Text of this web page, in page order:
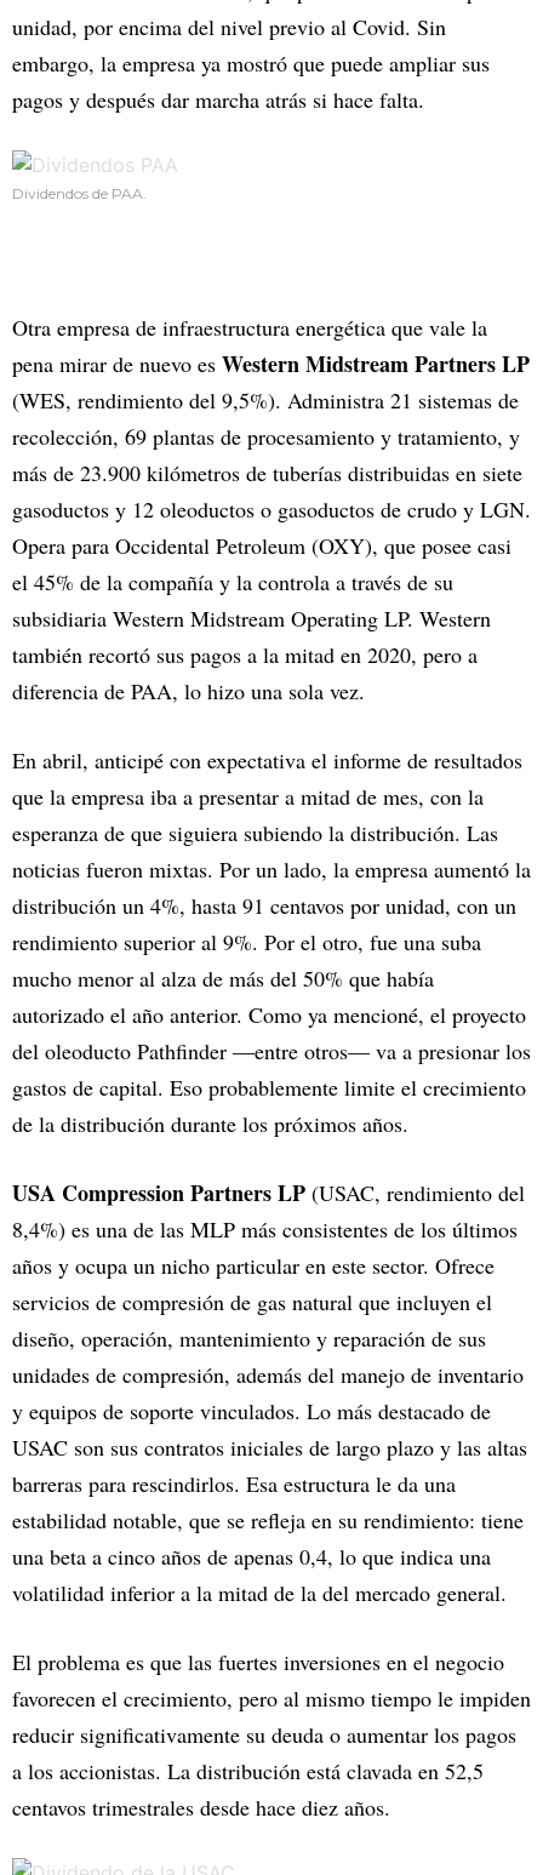
unidad, por encima del nivel previo al Covid. Sin
embargo, la empresa ya mostró que puede ampliar sus
pagos y después dar marcha atrás si hace falta.
Dividendos de PAA.
Otra empresa de infraestructura energética que vale la
pena mirar de nuevo es Western Midstream Partners LP
(WES, rendimiento del 9,5%). Administra 21 sistemas de
recolección, 69 plantas de procesamiento y tratamiento, y
más de 23.900 kilómetros de tuberías distribuidas en siete
gasoductos y 12 oleoductos o gasoductos de crudo y LGN.
Opera para Occidental Petroleum (OXY), que posee casi
el 45% de la compañía y la controla a través de su
subsidiaria Western Midstream Operating LP. Western
también recortó sus pagos a la mitad en 2020, pero a
diferencia de PAA, lo hizo una sola vez.
En abril, anticipé con expectativa el informe de resultados
que la empresa iba a presentar a mitad de mes, con la
esperanza de que siguiera subiendo la distribución. Las
noticias fueron mixtas. Por un lado, la empresa aumentó la
distribución un 4%, hasta 91 centavos por unidad, con un
rendimiento superior al 9%. Por el otro, fue una suba
mucho menor al alza de más del 50% que había
autorizado el año anterior. Como ya mencioné, el proyecto
del oleoducto Pathfinder —entre otros— va a presionar los
gastos de capital. Eso probablemente limite el crecimiento
de la distribución durante los próximos años.
USA Compression Partners LP (USAC, rendimiento del
8,4%) es una de las MLP más consistentes de los últimos
años y ocupa un nicho particular en este sector. Ofrece
servicios de compresión de gas natural que incluyen el
diseño, operación, mantenimiento y reparación de sus
unidades de compresión, además del manejo de inventario
y equipos de soporte vinculados. Lo más destacado de
USAC son sus contratos iniciales de largo plazo y las altas
barreras para rescindirlos. Esa estructura le da una
estabilidad notable, que se refleja en su rendimiento: tiene
una beta a cinco años de apenas 0,4, lo que indica una
volatilidad inferior a la mitad de la del mercado general.
El problema es que las fuertes inversiones en el negocio
favorecen el crecimiento, pero al mismo tiempo le impiden
reducir significativamente su deuda o aumentar los pagos
a los accionistas. La distribución está clavada en 52,5
centavos trimestrales desde hace diez años.